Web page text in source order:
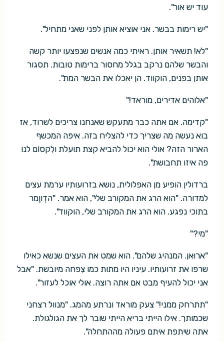
עוד יש אור".
"יש רימות בבשר. אני אוציא אותן לפני שאני מתחיל".
"לא! תשאיר אותן. ראיתי כמה אנשים שנפצעו יותר קשה
והבשר שלהם נרקב בגלל מחסור ברימות טובות. תסגור
אותן בפנים, הוקווד. הן יאכלו את הבשר המת".
"אלוהים אדירים, מוראד!"
"קדימה. אם אתה כבר מתעקש שאנחנו צריכים לשרוד, אז
בוא נעשה מה שצריך כדי להצליח בזה. איפה המכשף
הארור הזה? אולי הוא יכול להביא קצת תועלת ולִקסוֹם לנו
פה איזו תחבושת".
ברדולין הופיע מן האפלולית, נושא בזרועותיו ערמת עצים
למדורה. "הוא הרג את המקורב שלי", הוא אמר. "הדְווֶמר
בתוכי נפגע. הוא הרג את המקורב שלי, הוקווד".
"מי?"
"ארוּאן. המנהיג שלהם". הוא שמט את העצים שנשא כאילו
שרפו את זרועותיו. עיניו היו מתות כמו צִפחה מיובשת. "אבל
אני יכול להעיף מבט אם אתה רוצה. אולי אוכל לעזור".
"תתרחק ממני!" צעק מוראד ונרתע מהמג. "מנוול רצחני
שכמותך. אילו הייתי בריא הייתי שובר לך את הגולגולת.
אתה שיתפת איתם פעולה מההתחלה".